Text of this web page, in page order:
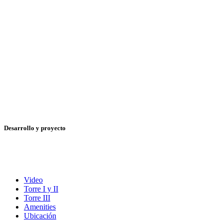
Desarrollo y proyecto
Video
Torre I y II
Torre III
Amenities
Ubicación